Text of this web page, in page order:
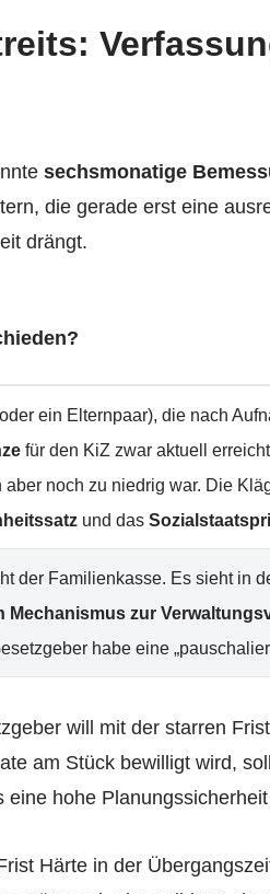
sechsmonatige
die gerade erst eine
drängt.
ein Elternpaar), die nach
für den KiZ zwar aktuell
noch zu niedrig war. Die
und das
der Familienkasse. Es sieht in
Mechanismus zur
habe eine
will mit der starren
am Stück bewilligt wird,
hohe
Härte in der